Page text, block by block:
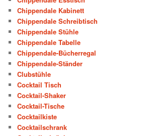
Chippendale Kabinett
Chippendale Schreibtisch
Chippendale Stühle
Chippendale Tabelle
Chippendale-Bücherregal
Chippendale-Ständer
Clubstühle
Cocktail Tisch
Cocktail-Shaker
Cocktail-Tische
Cocktailkiste
Cocktailschrank